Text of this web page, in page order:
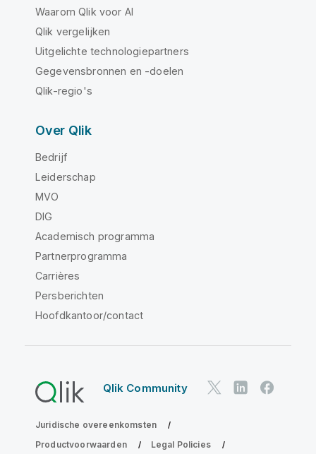
Waarom Qlik voor AI
Qlik vergelijken
Uitgelichte technologiepartners
Gegevensbronnen en -doelen
Qlik-regio's
Over Qlik
Bedrijf
Leiderschap
MVO
DIG
Academisch programma
Partnerprogramma
Carrières
Persberichten
Hoofdkantoor/contact
Qlik Community
Juridische overeenkomsten
Productvoorwaarden
Legal Policies